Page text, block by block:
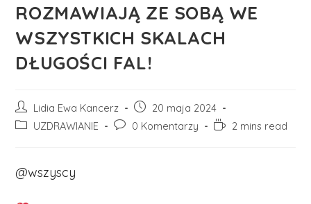
ROZMAWIAJĄ ZE SOBĄ WE
WSZYSTKICH SKALACH
DŁUGOŚCI FAL!
Post
author:
Lidia Ewa Kancerz
Post
published:
20 maja 2024
PostUZDRAWIANIE
Post0 Komentarzy
Reading2 mins read
@wszyscy